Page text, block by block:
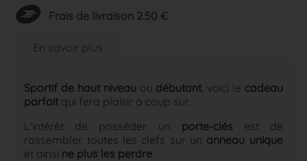
Frais de livraison 2.50 €
En savoir plus
Sportif de haut niveau ou débutant, voici le cadeau
parfait qui fera plaisir à coup sur.
L'intérêt de posséder un porte-clés est de
rassembler toutes les clefs sur un anneau unique
et ainsi ne plus les perdre.